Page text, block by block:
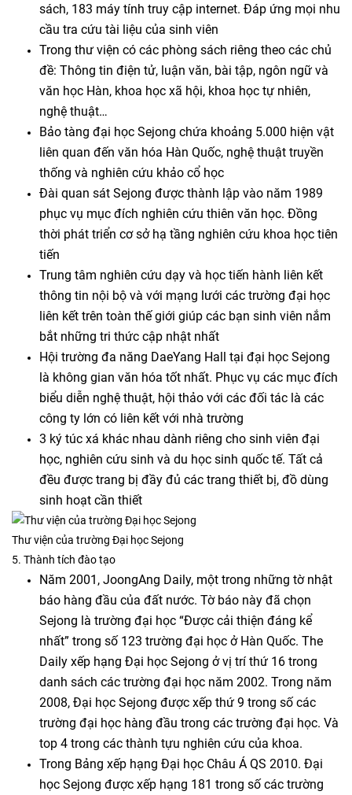
sách, 183 máy tính truy cập internet. Đáp ứng mọi nhu
cầu tra cứu tài liệu của sinh viên
Trong thư viện có các phòng sách riêng theo các chủ
đề: Thông tin điện tử, luận văn, bài tập, ngôn ngữ và
văn học Hàn, khoa học xã hội, khoa học tự nhiên,
nghệ thuật…
Bảo tàng đại học Sejong chứa khoảng 5.000 hiện vật
liên quan đến văn hóa Hàn Quốc, nghệ thuật truyền
thống và nghiên cứu khảo cổ học
Đài quan sát Sejong được thành lập vào năm 1989
phục vụ mục đích nghiên cứu thiên văn học. Đồng
thời phát triển cơ sở hạ tầng nghiên cứu khoa học tiên
tiến
Trung tâm nghiên cứu dạy và học tiến hành liên kết
thông tin nội bộ và với mạng lưới các trường đại học
liên kết trên toàn thế giới giúp các bạn sinh viên nắm
bắt những tri thức cập nhật nhất
Hội trường đa năng DaeYang Hall tại đại học Sejong
là không gian văn hóa tốt nhất. Phục vụ các mục đích
biểu diễn nghệ thuật, hội thảo với các đối tác là các
công ty lớn có liên kết với nhà trường
3 ký túc xá khác nhau dành riêng cho sinh viên đại
học, nghiên cứu sinh và du học sinh quốc tế. Tất cả
đều được trang bị đầy đủ các trang thiết bị, đồ dùng
sinh hoạt cần thiết
Thư viện của trường Đại học Sejong
5. Thành tích đào tạo
Năm 2001, JoongAng Daily, một trong những tờ nhật
báo hàng đầu của đất nước. Tờ báo này đã chọn
Sejong là trường đại học “Được cải thiện đáng kể
nhất” trong số 123 trường đại học ở Hàn Quốc. The
Daily xếp hạng Đại học Sejong ở vị trí thứ 16 trong
danh sách các trường đại học năm 2002. Trong năm
2008, Đại học Sejong được xếp thứ 9 trong số các
trường đại học hàng đầu trong các trường đại học. Và
top 4 trong các thành tựu nghiên cứu của khoa.
Trong Bảng xếp hạng Đại học Châu Á QS 2010. Đại
học Sejong được xếp hạng 181 trong số các trường